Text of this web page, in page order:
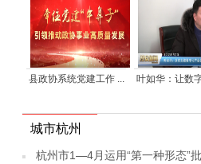
县政协系统党建工作 ... 叶如华：让数
城市杭州
杭州市1—4月运用“第一种形态”批